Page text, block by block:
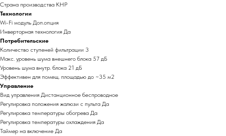
Страна производства КНР
Технологии
Wi-Fi модуль Доп.опция
Инверторная технология Да
Потребительские
Количество ступеней фильтрации 3
Макс. уровень шума внешнего блока 57 дБ
Уровень шума внутр. блока 21 дБ
Эффективен для помещ. площадью до ~35 м2
Управление
Вид управления Дистанционное беспроводное
Регулировка положения жалюзи с пульта Да
Регулировка температуры обогрева Да
Регулировка температуры охлаждения Да
Таймер на включение Да